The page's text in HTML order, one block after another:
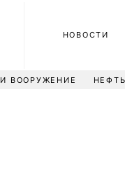
НОВОСТИ
ВООРУЖЕНИЕ